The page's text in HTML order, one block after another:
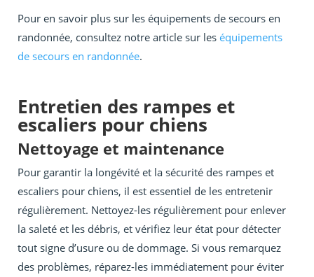
Pour en savoir plus sur les équipements de secours en
randonnée, consultez notre article sur les équipements
de secours en randonnée.
Entretien des rampes et
escaliers pour chiens
Nettoyage et maintenance
Pour garantir la longévité et la sécurité des rampes et
escaliers pour chiens, il est essentiel de les entretenir
régulièrement. Nettoyez-les régulièrement pour enlever
la saleté et les débris, et vérifiez leur état pour détecter
tout signe d’usure ou de dommage. Si vous remarquez
des problèmes, réparez-les immédiatement pour éviter